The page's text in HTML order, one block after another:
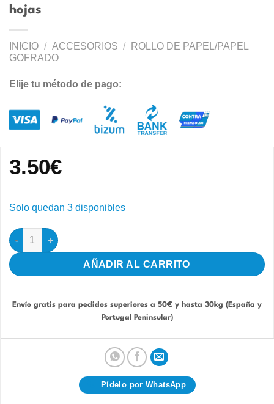
hojas
INICIO / ACCESORIOS /
ROLLO DE PAPEL/PAPEL
GOFRADO
Elije tu método de pago:
3.50€
Solo quedan 3 disponibles
Papel Gofrado Jaulas IGBA 29x11cm 100 hojas cantidad
AÑADIR AL CARRITO
Envío gratis para pedidos superiores a 50€ y hasta 30kg (España y
Portugal Peninsular)
Pídelo por WhatsApp